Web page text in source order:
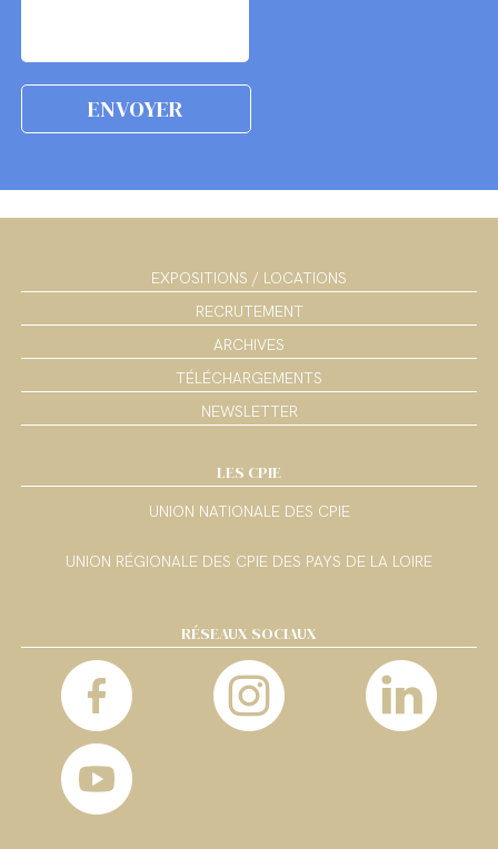
EXPOSITIONS / LOCATIONS
RECRUTEMENT
ARCHIVES
TÉLÉCHARGEMENTS
NEWSLETTER
LES CPIE
UNION NATIONALE DES CPIE
UNION RÉGIONALE DES CPIE DES PAYS DE LA LOIRE
RÉSEAUX SOCIAUX